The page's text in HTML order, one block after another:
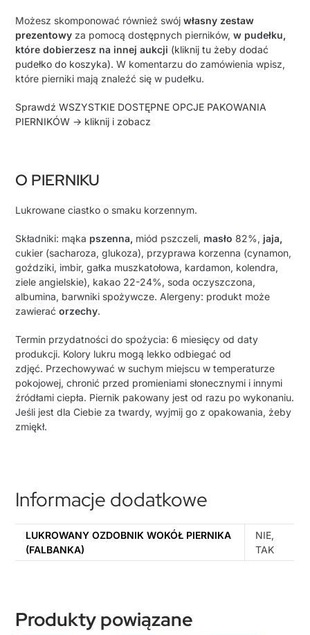
Możesz skomponować również swójwłasny zestaw
prezentowy za pomocą dostępnych pierników,w pudełku,
które dobierzesz na innej aukcji (kliknij tu żeby dodać
pudełko do koszyka).W komentarzu do zamówienia wpisz,
które pierniki mają znaleźć się w pudełku.
Sprawdź WSZYSTKIE DOSTĘPNE OPCJE PAKOWANIA
PIERNIKÓW -> kliknij i zobacz
O PIERNIKU
Lukrowane ciastko o smaku korzennym.
Składniki: mąka pszenna, miód pszczeli, masło 82%,jaja,
cukier (sacharoza, glukoza), przyprawa korzenna (cynamon,
goździki, imbir, gałka muszkatołowa, kardamon, kolendra,
ziele angielskie), kakao 22-24%, soda oczyszczona,
albumina, barwniki spożywcze. Alergeny: produkt może
zawieraćorzechy.
Termin przydatności do spożycia: 6 miesięcy od daty
produkcji. Kolory lukru mogą lekko odbiegać od
zdjęć. Przechowywać w suchym miejscu w temperaturze
pokojowej, chronić przed promieniami słonecznymi i innymi
źródłami ciepła. Piernik pakowany jest od razu po wykonaniu.
Jeśli jest dla Ciebie za twardy, wyjmij go z opakowania, żeby
zmiękł.
Informacje dodatkowe
LUKROWANY OZDOBNIK WOKÓŁ PIERNIKA
(FALBANKA)
NIE,
TAK
Produkty powiązane